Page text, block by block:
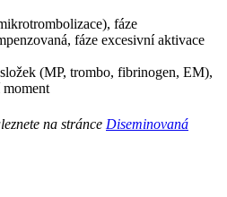
fáze
fáze excesivní aktivace
(MP, trombo, fibrinogen, EM),
na stránce Diseminovaná